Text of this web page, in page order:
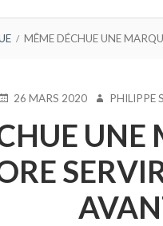
MÊME DÉCHUE UNE
PUBLIÉ
26 MARS 2020 AUTEUR
PHILIPPE
UNE